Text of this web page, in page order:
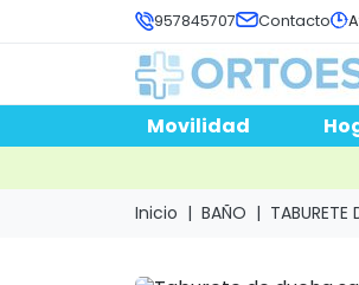
957845707 Contacto
Movilidad
Inicio
BAÑO TABURETE